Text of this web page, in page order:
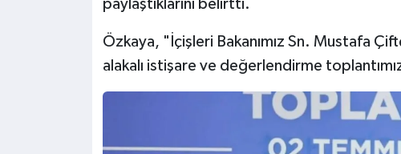
paylaştıklarını belirtti.
Özkaya, "İçişleri Bakanımız Sn. Mustafa
alakalı istişare ve değerlendirme